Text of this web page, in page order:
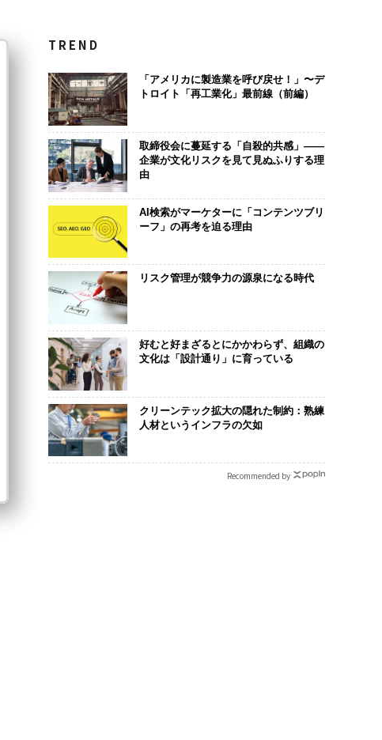
TREND
「アメリカに製造業を呼び戻せ！」〜デ
トロイト「再工業化」最前線（前編）
取締役会に蔓延する「自殺的共感」――
企業が文化リスクを見て見ぬふりする理
由
AI検索がマーケターに「コンテンツブリ
ーフ」の再考を迫る理由
リスク管理が競争力の源泉になる時代
好むと好まざるとにかかわらず、組織の
文化は「設計通り」に育っている
クリーンテック拡大の隠れた制約：熟練
人材というインフラの欠如
Recommended by